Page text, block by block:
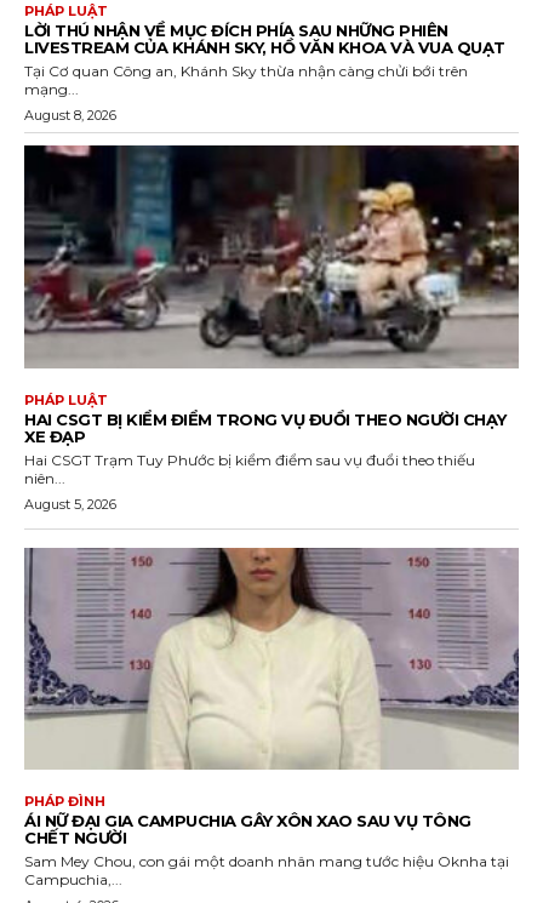
PHÁP LUẬT
LỜI THÚ NHẬN VỀ MỤC ĐÍCH PHÍA SAU NHỮNG PHIÊN
LIVESTREAM CỦA KHÁNH SKY, HỒ VĂN KHOA VÀ VUA QUẠT
Tại Cơ quan Công an, Khánh Sky thừa nhận càng chửi bới trên
mạng...
August 8, 2026
PHÁP LUẬT
HAI CSGT BỊ KIỂM ĐIỂM TRONG VỤ ĐUỔI THEO NGƯỜI CHẠY
XE ĐẠP
Hai CSGT Trạm Tuy Phước bị kiểm điểm sau vụ đuổi theo thiếu
niên...
August 5, 2026
PHÁP ĐÌNH
ÁI NỮ ĐẠI GIA CAMPUCHIA GÂY XÔN XAO SAU VỤ TÔNG
CHẾT NGƯỜI
Sam Mey Chou, con gái một doanh nhân mang tước hiệu Oknha tại
Campuchia,...